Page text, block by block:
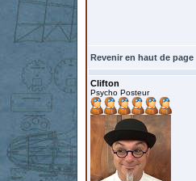
Revenir en haut de page
Clifton
Psycho Posteur